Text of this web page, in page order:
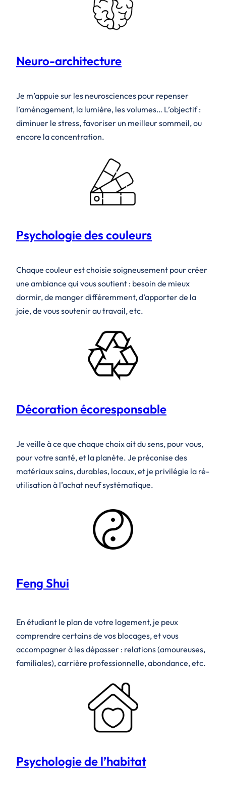
Neuro-architecture
Je m’appuie sur les neurosciences pour repenser
l’aménagement, la lumière, les volumes… L’objectif :
diminuer le stress, favoriser un meilleur sommeil, ou
encore la concentration.
Psychologie des couleurs
Chaque couleur est choisie soigneusement pour créer
une ambiance qui vous soutient : besoin de mieux
dormir, de manger différemment, d’apporter de la
joie, de vous soutenir au travail, etc.
Décoration écoresponsable
Je veille à ce que chaque choix ait du sens, pour vous,
pour votre santé, et la planète. Je préconise des
matériaux sains, durables, locaux, et je privilégie la ré-
utilisation à l’achat neuf systématique.
Feng Shui
En étudiant le plan de votre logement, je peux
comprendre certains de vos blocages, et vous
accompagner à les dépasser : relations (amoureuses,
familiales), carrière professionnelle, abondance, etc.
Psychologie de l’habitat